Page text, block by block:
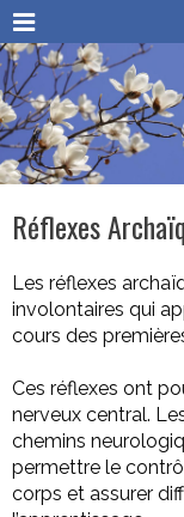
Réflexes
Les réflexes
involontaires qui
cours des
Ces réflexes ont
nerveux central.
chemins
permettre le
corps et assurer